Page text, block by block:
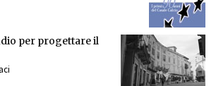
per progettare il